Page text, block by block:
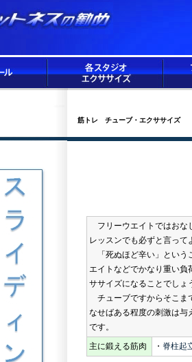
筋トレ チューブ・エクササイズ
フリーウエイトではおな
レッスンでも必ずと言って
「死ぬほど辛い」という
エイトなどでかなり重い負
ササイズになることでしょ
チューブですからそこま
なせばある程度の刺激は与
です。
主に鍛える筋肉
・ 脊柱起